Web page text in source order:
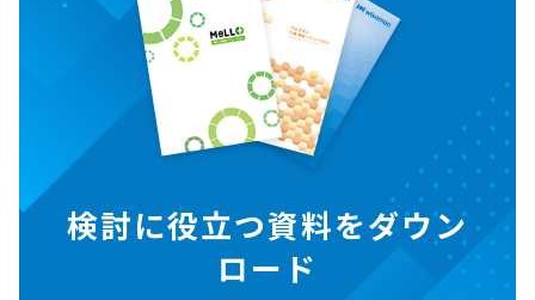
検討に役立つ資料をダウン
ロード